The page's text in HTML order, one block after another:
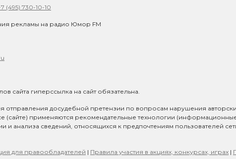
(495) 730-10-10
рекламы на радио Юмор FM
сайта гиперссылка на сайт обязательна.
отправления досудебной претензии по вопросам нарушения
применяются рекомендательные технологии
и анализа сведений, относящихся к предпочтениям пользователей
для правообладателей | Правила участия в акциях, конкурсах, играх |